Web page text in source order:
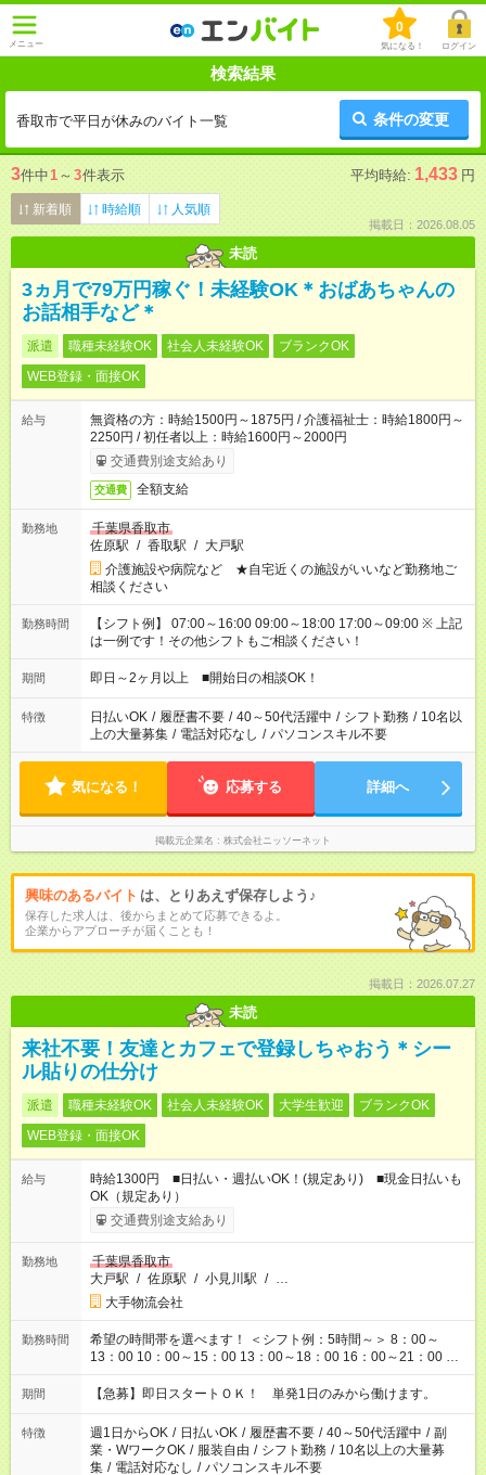
メニュー
0
気になる！ ログイン
検索結果
香取市で平日が休みのバイト一覧 条件の変更
3件中1 ～ 3件表示 平均時給: 1,433 円
新着順 時給順 人気順
掲載日：2026.08.05
未読
3ヵ月で79万円稼ぐ！未経験OK＊おばあちゃんの
お話相手など＊
派遣 職種未経験OK 社会人未経験OK
ブランクOK
WEB登録・面接OK
給与
無資格の方：時給1500円～1875円 / 介護福祉士：時給1800円～
2250円 / 初任者以上：時給1600円～2000円
交通費別途支給あり
交通費 全額支給
勤務地
千葉県香取市
佐原駅 / 香取駅 / 大戸駅
介護施設や病院など ★自宅近くの施設がいいなど勤務地ご
相談ください
勤務時間
【シフト例】 07:00～16:00 09:00～18:00 17:00～09:00 ※ 上記
は一例です！その他シフトもご相談ください！
期間 即日～2ヶ月以上 ■開始日の相談OK！
特徴 日払いOK / 履歴書不要 / 40～50代活躍中 / シフト勤務 / 10名以
上の大量募集 / 電話対応なし / パソコンスキル不要
気になる！ 応募する 詳細へ
掲載元企業名 株式会社ニッソーネット
興味のあるバイト は、とりあえず保存しよう♪
保存した求人は、後からまとめて応募できるよ。
企業からアプローチが届くことも！
掲載日：2026.07.27
未読
来社不要！友達とカフェで登録しちゃおう＊シー
ル貼りの仕分け
派遣 職種未経験OK 社会人未経験OK 大学生歓迎
ブランクOK
WEB登録・面接OK
給与
時給1300円 ■日払い・週払いOK！(規定あり) ■現金日払いも
OK（規定あり）
交通費別途支給あり
勤務地
千葉県香取市
大戸駅 / 佐原駅 / 小見川駅 / …
大手物流会社
勤務時間
希望の時間帯を選べます！ ＜シフト例：5時間～＞ 8：00～
13：00 10：00～15：00 13：00～18：00 16：00～21：00 ＜
シフト例：8時間～＞ ・10：00～19：00 ・13：00～22：00 ・
22：00～翌6：00 など！是非ご希望をお聞かせください！
期間 【急募】即日スタートＯＫ！ 単発1日のみから働けます。
特徴 週1日からOK / 日払いOK / 履歴書不要 / 40～50代活躍中 / 副
業・WワークOK / 服装自由 / シフト勤務 / 10名以上の大量募
集 / 電話対応なし / パソコンスキル不要